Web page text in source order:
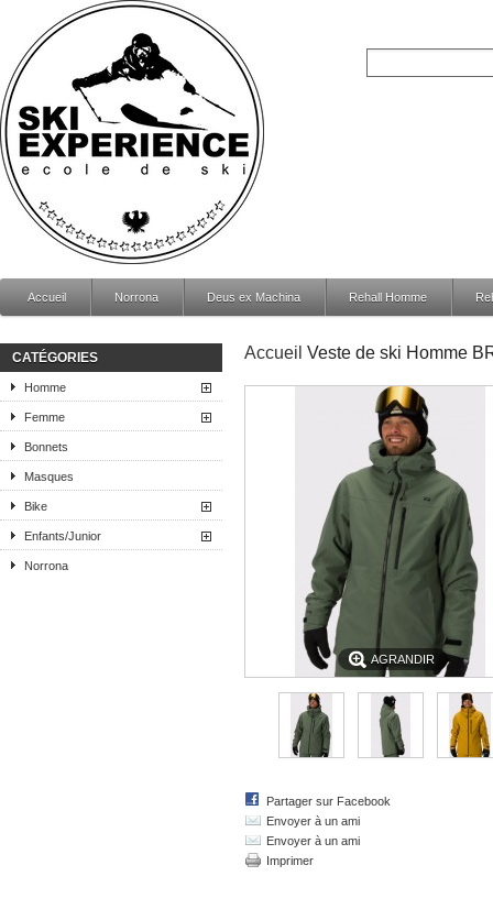
Accueil Norrona Deus ex Machina Rehall Homme
CATÉGORIES
Homme
Femme
Bonnets
Masques
Bike
Enfants/Junior
Norrona
Accueil Veste de ski Homme
AGRANDIR
Partager sur Facebook
Envoyer à un ami
Envoyer à un ami
Imprimer